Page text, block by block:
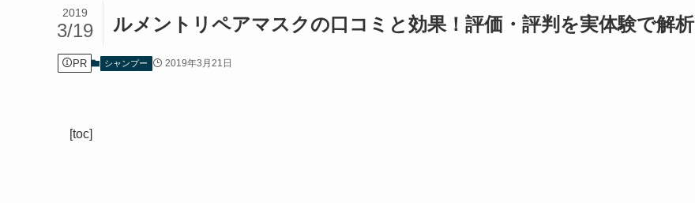
ルメントリペアマスクの口コミと効果！評価・評判を実体験で解析
2019
3/19
PR シャンプー 2019年3月21日
[toc]